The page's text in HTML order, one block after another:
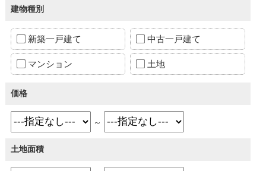
建物種別
新築一戸建て 中古一戸建て
マンション 土地
価格
～
土地面積